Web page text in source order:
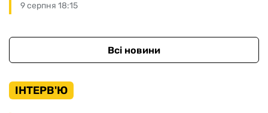
9 серпня 18:15
Всі новини
ІНТЕРВ'Ю